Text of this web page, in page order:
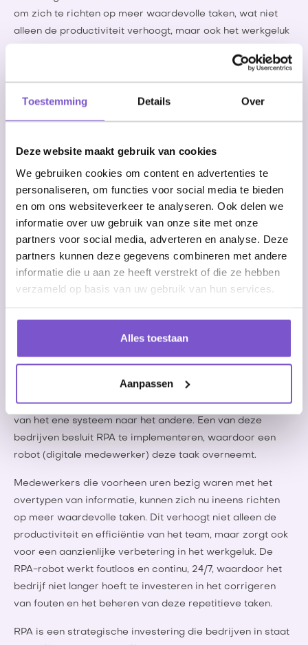
Toestemming Details Over
Deze website maakt gebruik van cookies
We gebruiken cookies om content en advertenties te
personaliseren, om functies voor social media te bieden
en om ons websiteverkeer te analyseren. Ook delen we
informatie over uw gebruik van onze site met onze
partners voor social media, adverteren en analyse. Deze
partners kunnen deze gegevens combineren met andere
informatie die u aan ze heeft verstrekt of die ze hebben
verzameld op basis van uw gebruik van hun services.
Alles toestaan
Aanpassen
om zich te richten op meer waardevolle taken, wat niet
alleen de productiviteit verhoogt, maar ook het werkgeluk
hebben meer voldoening in hun werk. Bovendien willen ze
langer bij het bedrijf blijven werken, wat resulteert in
lagere personeelsverloopkosten en behoud van kennis en
Betere klanttevredenheid
Doordat de RPA-robot taken onwijs snel kan afhandelen,
hebben bedrijven veel meer tijd om sneller te reageren op
klantvragen en verzoeken, wat op zijn beurt leidt tot een
hogere klanttevredenheid.
Waarom jij RPA zou moeten
overwegen
biedt bedrijven aanzienlijke voordelen op meerdere
vlakken. Het integreren van RPA in een organisatie is
medewerker. Stel je twee bedrijven voor: beide hebben
medewerkers die een groot deel van hun werkdag
besteden aan het handmatig overzetten van informatie
van het ene systeem naar het andere. Een van deze
bedrijven besluit RPA te implementeren, waardoor een
robot (digitale medewerker) deze taak overneemt.
Medewerkers die voorheen uren bezig waren met het
overtypen van informatie, kunnen zich nu ineens richten
op meer waardevolle taken. Dit verhoogt niet alleen de
productiviteit en efficiëntie van het team, maar zorgt ook
voor een aanzienlijke verbetering in het werkgeluk. De
RPA-robot werkt foutloos en continu, 24/7, waardoor het
bedrijf niet langer hoeft te investeren in het corrigeren
van fouten en het beheren van deze repetitieve taken.
RPA is een strategische investering die bedrijven in staat